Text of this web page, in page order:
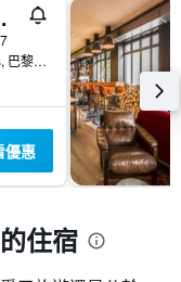
店
4 Rue Des Innocents, 巴黎, 法國
優惠
住宿